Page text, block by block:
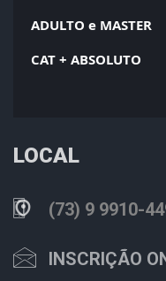
ADULTO e MASTER
CAT + ABSOLUTO
LOCAL
(73) 9 9910-
INSCRIÇÃO